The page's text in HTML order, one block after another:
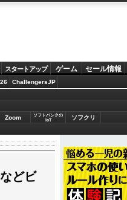
スタートアップ ゲーム セール情報
ChallengersJP
Zoom
ソフトバンクの
IoT
ソフクリ
どビ